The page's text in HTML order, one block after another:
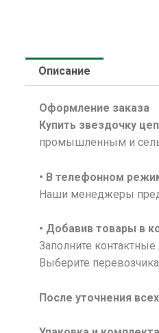
Описание
Оформление заказа
Купить звездочку
промышленным и
• В телефонном
Наши менеджеры
• Добавив товары в
Заполните
Выберите
После уточнения